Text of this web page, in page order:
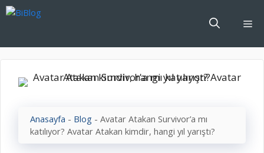
İçeriğe
Anasayfa - Blog - Avatar Atakan Survivor’a mı
katılıyor? Avatar Atakan kimdir, hangi yıl yarıştı?